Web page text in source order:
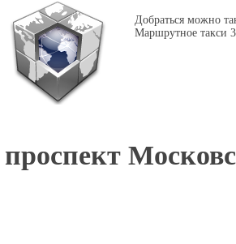
Добраться можно
Маршрутное такси
проспект